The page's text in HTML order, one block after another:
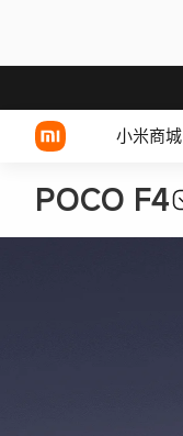
小米商城
POCO F4